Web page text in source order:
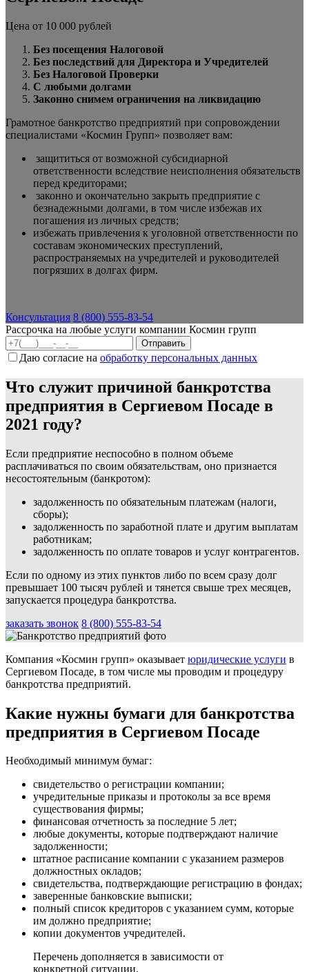
Цена от 10 000 рублей
Без посещения Налоговой
Без последствий для Директора и Учредителей
Без Налоговой Проверки
С любыми долгами
Законно снимем ограничения на ликвидацию
Грамотное банкротство предприятий при сопровождении
специалистами «Космин Групп» позволяет вам:
защититься от возможной субсидиарной
ответственности вследствие неисполнения обязательств
перед кредиторами;
законно и окончательно закрыть предприятие с
безнадежными долгами, в том числе избежав их
погашения из личных средств;
избежать привлечения к уголовной ответственности по
составам экономических преступлений,
распространяемых на учредителей и руководителей
погрязших в долгах фирм.
Консультация 8 (800) 555-83-54
Рассрочка на любые услуги компании Космин групп
Даю согласие на обработку персональных данных
Что служит причиной банкротства
предприятия в Сергиевом Посаде в
2021 году?
Если предприятие неспособно в полном объеме
расплачиваться по своим обязательствам, оно признается
несостоятельным (банкротом):
задолженность по обязательным платежам (налоги,
сборы);
задолженность по заработной плате и другим выплатам
работникам;
задолженность по оплате товаров и услуг контрагентов.
Если по одному из этих пунктов либо по всем сразу долг
превышает 100 тысяч рублей и тянется свыше трех месяцев,
запускается процедура банкротства.
заказать звонок 8 (800) 555-83-54
Компания «Космин групп» оказывает юридические услуги в
Сергиевом Посаде, в том числе мы проводим и процедуру
банкротства предприятий.
Какие нужны бумаги для банкротства
предприятия в Сергиевом Посаде
Необходимый минимум бумаг:
свидетельство о регистрации компании;
учредительные приказы и протоколы за все время
существования фирмы;
финансовая отчетность за последние 5 лет;
любые документы, которые подтверждают наличие
задолженности;
штатное расписание компании с указанием размеров
должностных окладов;
свидетельства, подтверждающие регистрацию в фондах;
заверенные банковские выписки;
полный список кредиторов с указанием сумм, которые
им должно предприятие;
копии документов учредителей.
Перечень дополняется в зависимости от
конкретной ситуации.